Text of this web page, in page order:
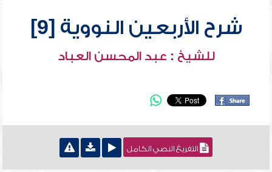
شرح الأربعين النووية [9]
للشيخ : عبد المحسن العباد
التفريغ النصي الكامل